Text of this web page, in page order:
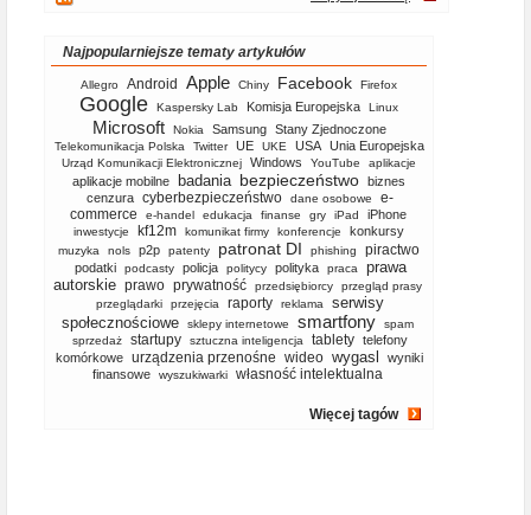
Najpopularniejsze tematy artykułów
Allegro Android Apple Chiny Facebook Firefox
Google Kaspersky Lab Komisja Europejska Linux
Microsoft Nokia Samsung Stany Zjednoczone
Telekomunikacja Polska Twitter UE UKE USA Unia Europejska
Urząd Komunikacji Elektronicznej Windows YouTube aplikacje
aplikacje mobilne badania bezpieczeństwo biznes
cenzura cyberbezpieczeństwo dane osobowe
e-
commerce
e-handel edukacja finanse gry iPad iPhone
inwestycje kf12m komunikat firmy konferencje konkursy
muzyka nols p2p patenty patronat DI phishing piractwo
podatki podcasty policja politycy polityka praca
prawa
autorskie prawo prywatność przedsiębiorcy
przegląd prasy
przeglądarki
przejęcia raporty reklama
serwisy
społecznościowe
sklepy internetowe smartfony
spam
sprzedaż
startupy sztuczna inteligencja tablety telefony
komórkowe
urządzenia przenośne wideo wygasl
wyniki
finansowe
wyszukiwarki własność intelektualna
Więcej tagów